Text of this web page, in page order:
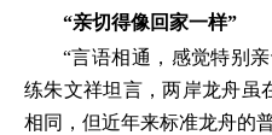
“亲切得像回家一样”
“言语相通，感觉特别
练朱文祥坦言，两岸龙舟虽
相同，但近年来标准龙舟的